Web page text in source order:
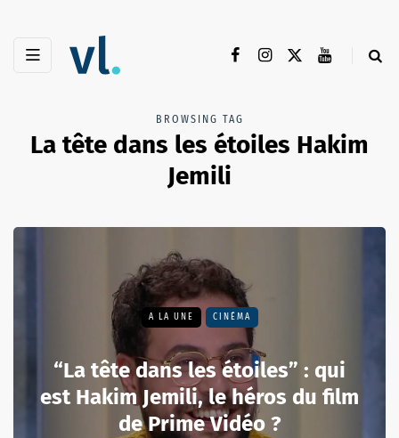
BROWSING TAG
La tête dans les étoiles Hakim
Jemili
A LA UNE CINÉMA
“La tête dans les étoiles” : qui
est Hakim Jemili, le héros du film
de Prime Vidéo ?